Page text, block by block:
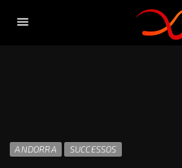
menu
ANDORRA SUCCESSOS